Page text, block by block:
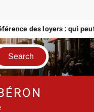
des loyers : qui